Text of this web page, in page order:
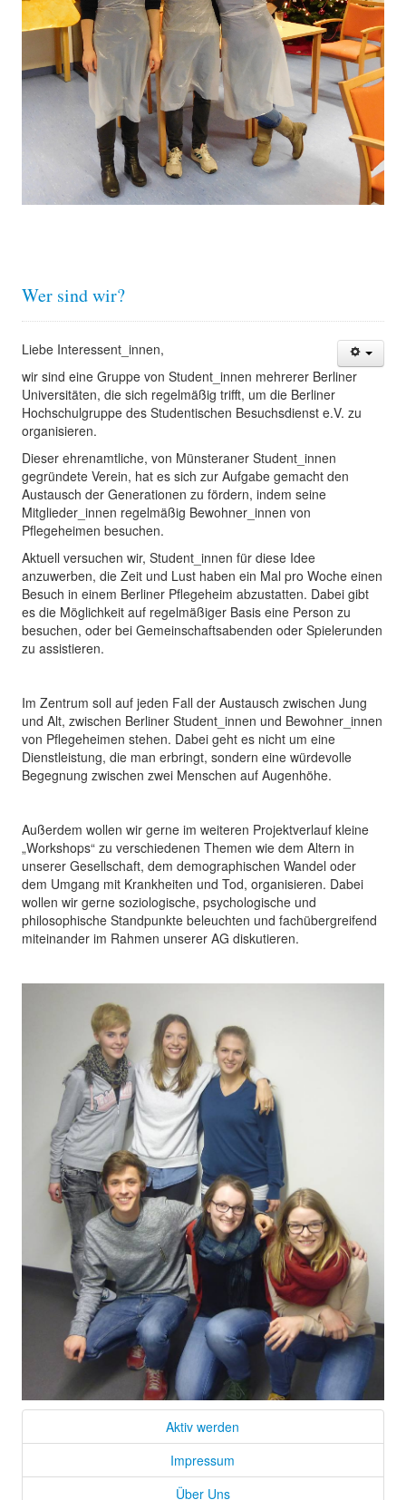
Wer sind wir?
Liebe Interessent_innen,
wir sind eine Gruppe von Student_innen mehrerer Berliner
Universitäten, die sich regelmäßig trifft, um die Berliner
Hochschulgruppe des Studentischen Besuchsdienst e.V. zu
organisieren.
Dieser ehrenamtliche, von Münsteraner Student_innen
gegründete Verein, hat es sich zur Aufgabe gemacht den
Austausch der Generationen zu fördern, indem seine
Mitglieder_innen regelmäßig Bewohner_innen von
Pflegeheimen besuchen.
Aktuell versuchen wir, Student_innen für diese Idee
anzuwerben, die Zeit und Lust haben ein Mal pro Woche einen
Besuch in einem Berliner Pflegeheim abzustatten. Dabei gibt
es die Möglichkeit auf regelmäßiger Basis eine Person zu
besuchen, oder bei Gemeinschaftsabenden oder Spielerunden
zu assistieren.
Im Zentrum soll auf jeden Fall der Austausch zwischen Jung
und Alt, zwischen Berliner Student_innen und Bewohner_innen
von Pflegeheimen stehen. Dabei geht es nicht um eine
Dienstleistung, die man erbringt, sondern eine würdevolle
Begegnung zwischen zwei Menschen auf Augenhöhe.
Außerdem wollen wir gerne im weiteren Projektverlauf kleine
„Workshops“ zu verschiedenen Themen wie dem Altern in
unserer Gesellschaft, dem demographischen Wandel oder
dem Umgang mit Krankheiten und Tod, organisieren. Dabei
wollen wir gerne soziologische, psychologische und
philosophische Standpunkte beleuchten und fachübergreifend
miteinander im Rahmen unserer AG diskutieren.
Aktiv werden
Impressum
Über Uns